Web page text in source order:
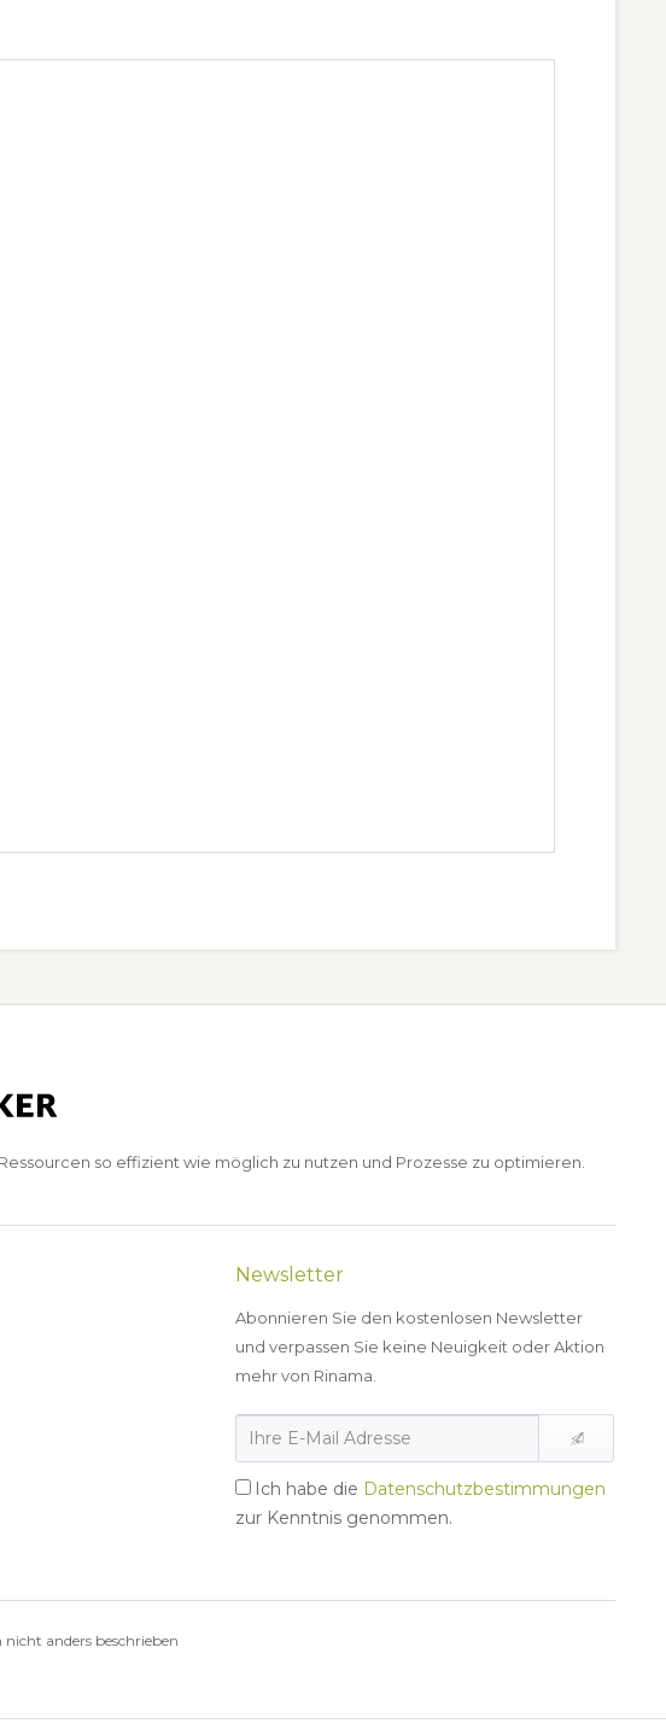
so effizient wie möglich zu nutzen und Prozesse zu optimieren.
Newsletter
Abonnieren Sie den kostenlosen Newsletter
und verpassen Sie keine Neuigkeit oder Aktion
mehr von Rinama.
Ich habe die Datenschutzbestimmungen
zur Kenntnis genommen.
nicht anders beschrieben